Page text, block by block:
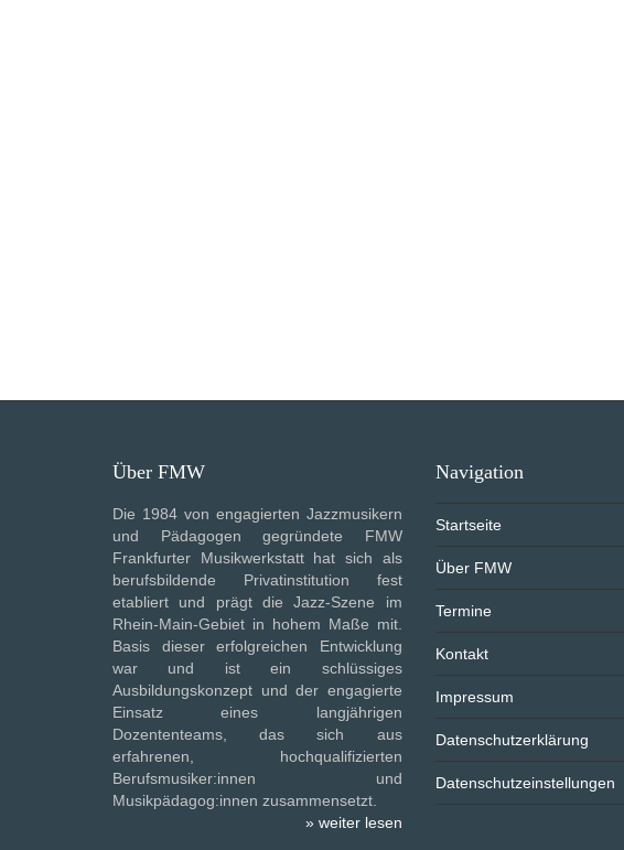
Über FMW
Die 1984 von engagierten Jazzmusikern
und Pädagogen gegründete FMW
Frankfurter Musikwerkstatt hat sich als
berufsbildende Privatinstitution fest
etabliert und prägt die Jazz-Szene im
Rhein-Main-Gebiet in hohem Maße mit.
Basis dieser erfolgreichen Entwicklung
war und ist ein schlüssiges
Ausbildungskonzept und der engagierte
Einsatz eines langjährigen
Dozententeams, das sich aus
erfahrenen, hochqualifizierten
Berufsmusiker:innen und
Musikpädagog:innen zusammensetzt.
» weiter lesen
Navigation
Startseite
Über FMW
Termine
Kontakt
Impressum
Datenschutzerklärung
Datenschutzeinstellungen